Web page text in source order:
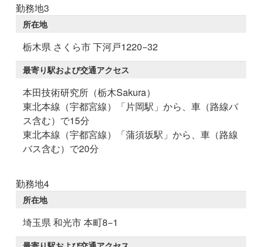
勤務地3
所在地
栃木県 さくら市 下河戸1220−32
最寄り駅および交通アクセス
本田技術研究所（栃木Sakura）
東北本線（宇都宮線）「片岡駅」から、車（路線バ
ス含む）で15分
東北本線（宇都宮線）「蒲須坂駅」から、車（路線
バス含む）で20分
勤務地4
所在地
埼玉県 和光市 本町8−1